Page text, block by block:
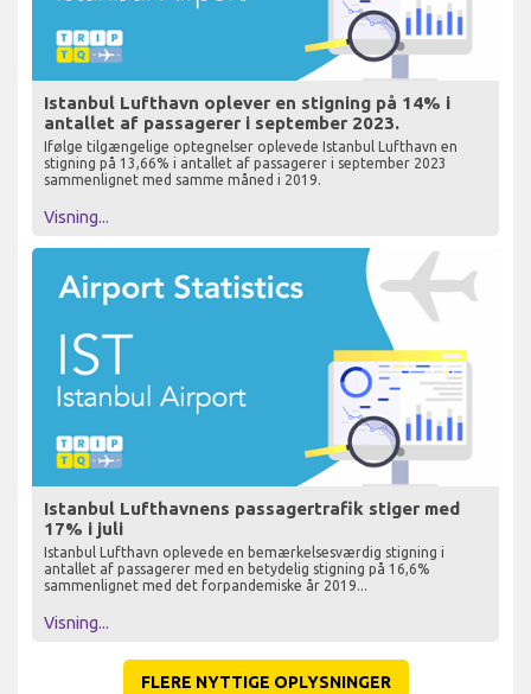
Istanbul Lufthavn oplever en stigning på 14% i
antallet af passagerer i september 2023.
Ifølge tilgængelige optegnelser oplevede Istanbul Lufthavn en
stigning på 13,66% i antallet af passagerer i september 2023
sammenlignet med samme måned i 2019.
Visning...
Istanbul Lufthavnens passagertrafik stiger med
17% i juli
Istanbul Lufthavn oplevede en bemærkelsesværdig stigning i
antallet af passagerer med en betydelig stigning på 16,6%
sammenlignet med det forpandemiske år 2019...
Visning...
FLERE NYTTIGE OPLYSNINGER